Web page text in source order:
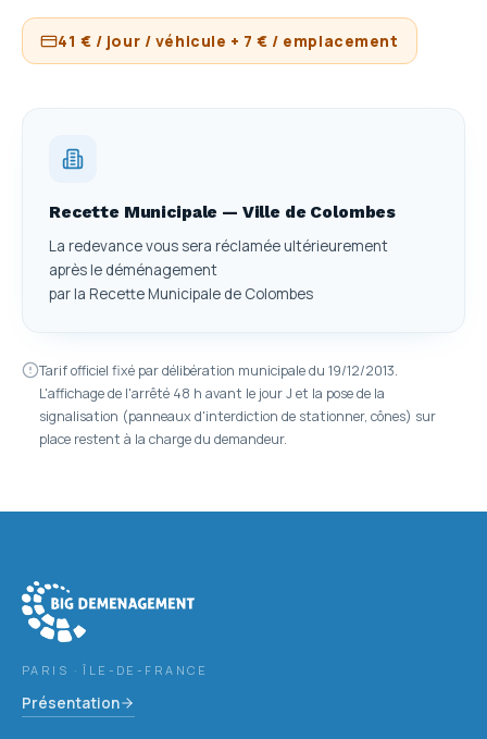
41 € / jour / véhicule + 7 € / emplacement
Recette Municipale — Ville de Colombes
La redevance vous sera réclamée ultérieurement
après le déménagement
par la Recette Municipale de Colombes
Tarif officiel fixé par délibération municipale du 19/12/2013.
L'affichage de l'arrêté 48 h avant le jour J et la pose de la
signalisation (panneaux d'interdiction de stationner, cônes) sur
place restent à la charge du demandeur.
PARIS · ÎLE-DE-FRANCE
Présentation